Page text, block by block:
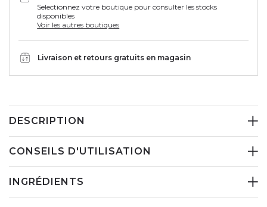
Selectionnez votre boutique pour consulter les stocks
disponibles
Voir les autres boutiques
Livraison et retours gratuits en magasin
DESCRIPTION
CONSEILS D'UTILISATION
INGRÉDIENTS